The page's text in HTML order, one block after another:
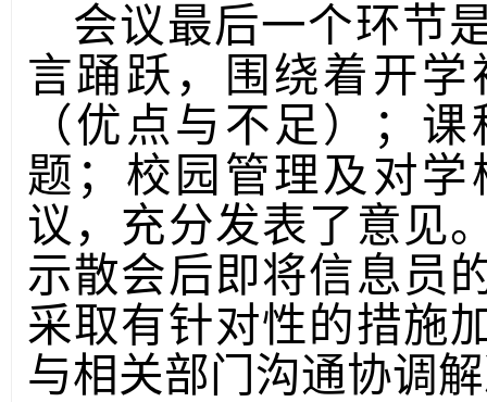
会议最后一个环节
言踊跃，围绕着开
（优点与不足）；
题；校园管理及对
议，充分发表了意见
示散会后即将信息员
采取有针对性的措施
与相关部门沟通协调